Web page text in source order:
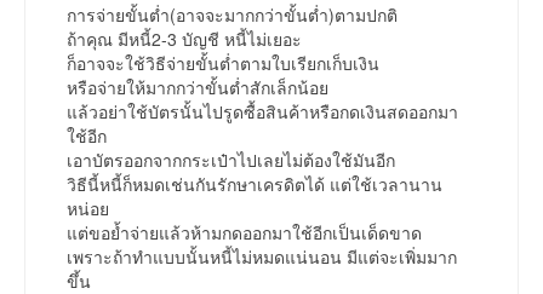
การจ่ายขั้นต่ำ(อาจจะมากกว่าขั้นต่ำ)ตามปกติ
ถ้าคุณ มีหนี้2-3 บัญชี หนี้ไม่เยอะ
ก็อาจจะใช้วิธีจ่ายขั้นต่ำตามใบเรียกเก็บเงิน
หรือจ่ายให้มากกว่าขั้นต่ำสักเล็กน้อย
แล้วอย่าใช้บัตรนั้นไปรูดซื้อสินค้าหรือกดเงินสดออกมา
ใช้อีก
เอาบัตรออกจากกระเป๋าไปเลยไม่ต้องใช้มันอีก
วิธีนี้หนี้ก็หมดเช่นกันรักษาเครดิตได้ แต่ใช้เวลานาน
หน่อย
แต่ขอย้ำจ่ายแล้วห้ามกดออกมาใช้อีกเป็นเด็ดขาด
เพราะถ้าทำแบบนั้นหนี้ไม่หมดแน่นอน มีแต่จะเพิ่มมาก
ขึ้น